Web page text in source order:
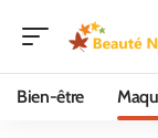
Bien-être